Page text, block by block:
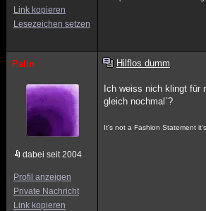
Link kopieren
Lesezeichen setzen
Palin
dabei seit 2004
Profil anzeigen
Private Nachricht
Link kopieren
Hilflos dumm
Ich weiss nich klingt für
gleich nochmal`?
It's not a Fashion Statement